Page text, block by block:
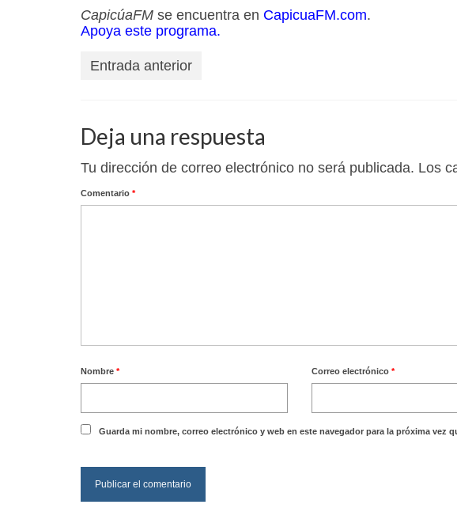
CapicúaFM se encuentra en CapicuaFM.com.
Apoya este programa.
Entrada anterior
Deja una respuesta
Tu dirección de correo electrónico no será publicada. Los
Comentario *
Nombre * Correo electrónico*
Guarda mi nombre, correo electrónico y web en este navegador para la próxima vez